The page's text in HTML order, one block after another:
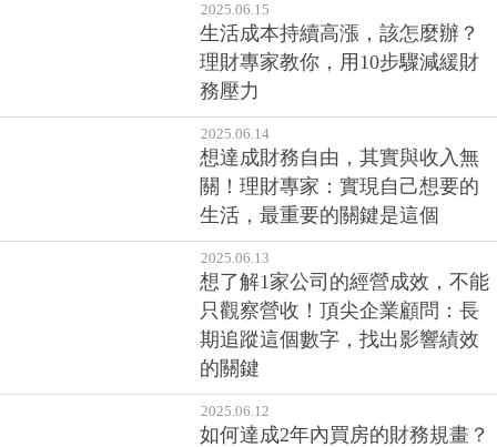
2025.06.15
生活成本持續高漲，該怎麼辦？
理財專家教你，用10步驟減緩財
務壓力
2025.06.14
想達成財務自由，其實與收入無
關！理財專家：實現自己想要的
生活，最重要的關鍵是這個
2025.06.13
想了解1家公司的經營成效，不能
只觀察營收！頂尖企業顧問：長
期追蹤這個數字，找出影響績效
的關鍵
2025.06.12
如何達成2年內買房的財務規畫？